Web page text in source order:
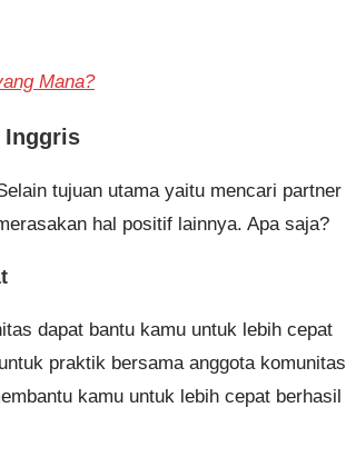
Mana?
Inggris
tujuan utama yaitu mencari partner
hal positif lainnya. Apa saja?
dapat bantu kamu untuk lebih cepat
praktik bersama anggota komunitas
kamu untuk lebih cepat berhasil